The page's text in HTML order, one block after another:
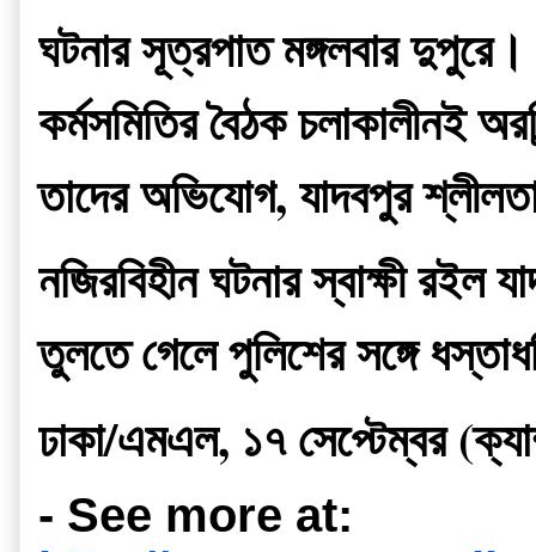
ঘটনার সূত্রপাত মঙ্গলবার দুপুরে।
কর্মসমিতির বৈঠক চলাকালীনই
তাদের অভিযোগ, যাদবপুর
নজিরবিহীন ঘটনার স্বাক্ষী
তুলতে গেলে পুলিশের সঙ্গে
ঢাকা/এমএল, ১৭ সেপ্টেম্বর